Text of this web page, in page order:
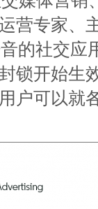
营专家、
的社交应
锁开始生
户可以就